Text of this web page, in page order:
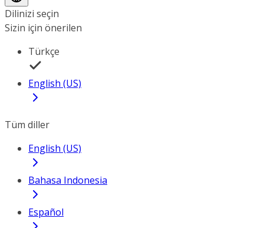
Dilinizi seçin
Sizin için önerilen
Türkçe
English (US)
Tüm diller
English (US)
Bahasa Indonesia
Español